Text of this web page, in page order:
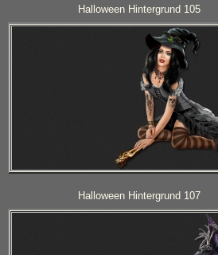
Halloween Hintergrund 105
Halloween Hintergrund 107